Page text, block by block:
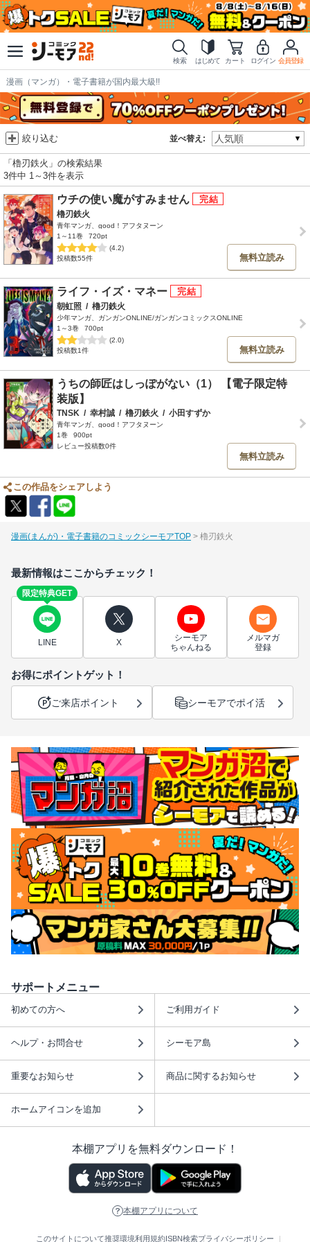
検索 はじめて カート ログイン 会員登録
漫画（マンガ）・電子書籍が国内最大級!!
並べ替え:
絞り込む
「櫓刃鉄火」の検索結果
3件中 1～3件を表示
ウチの使い魔がすみません
櫓刃鉄火
青年マンガ、good！アフタヌーン
1～11巻
720pt
(4.2)
投稿数55件
無料立読み
ライフ・イズ・マネー
朝虹照 / 櫓刃鉄火
少年マンガ、ガンガンONLINE/ガンガンコミックスONLINE
1～3巻
700pt
(2.0)
投稿数1件
無料立読み
うちの師匠はしっぽがない（1） 【電子限定特
装版】
TNSK / 幸村誠 / 櫓刃鉄火 / 小田すずか
青年マンガ、good！アフタヌーン
1巻
900pt
レビュー投稿数0件
無料立読み
この作品をシェアしよう
漫画(まんが)・電子書籍のコミックシーモアTOP 櫓刃鉄火
最新情報はここからチェック！
限定特典GET
LINE X
シーモア
ちゃんねる
メルマガ
登録
お得にポイントゲット！
ご来店ポイント シーモアでポイ活
サポートメニュー
初めての方へ ご利用ガイド
ヘルプ・お問合せ シーモア島
重要なお知らせ 商品に関するお知らせ
ホームアイコンを追加
本棚アプリを無料ダウンロード！
本棚アプリについて
このサイトについて推奨環境利用規約 ISBN検索プライバシーポリシー